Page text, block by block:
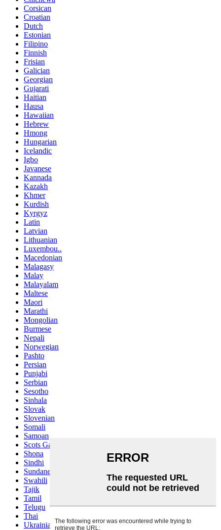
Corsican
Croatian
Dutch
Estonian
Filipino
Finnish
Frisian
Galician
Georgian
Gujarati
Haitian
Hausa
Hawaiian
Hebrew
Hmong
Hungarian
Icelandic
Igbo
Javanese
Kannada
Kazakh
Khmer
Kurdish
Kyrgyz
Latin
Latvian
Lithuanian
Luxembou..
Macedonian
Malagasy
Malay
Malayalam
Maltese
Maori
Marathi
Mongolian
Burmese
Nepali
Norwegian
Pashto
Persian
Punjabi
Serbian
Sesotho
Sinhala
Slovak
Slovenian
Somali
Samoan
Scots Gaelic
Shona
Sindhi
Sundanese
Swahili
Tajik
Tamil
Telugu
Thai
Ukrainian